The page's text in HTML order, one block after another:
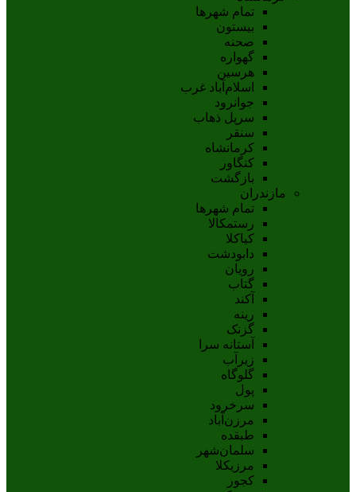
تمام شهر‌ها
بیستون
صحنه
گهواره
هرسین
اسلام‌‌آباد غرب
جوانرود
سرپل ذهاب
سنقر
کرمانشاه
کنگاور
بازگشت
مازندران
تمام شهر‌ها
رستمکالا
کیاکلا
دابودشت
رویان
گتاب
آکند
رینه
گزنک
آستانه سرا
زیرآب
گلوگاه
پول
سرخرود
مرزن‌آباد
طبقده
سلمان‌شهر
مرزیکلا
کجور